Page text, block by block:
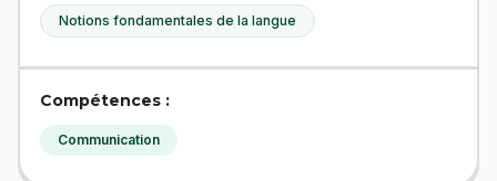
Notions fondamentales de la langue
Compétences :
Communication